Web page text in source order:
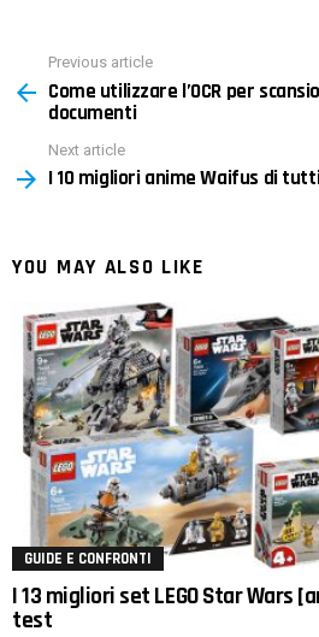
more
Previous article
Come utilizzare l’OCR per
documenti
Next article
I 10 migliori anime Waifus di
YOU MAY ALSO LIKE
GUIDE E CONFRONTI
I 13 migliori set LEGO Star Wars
test